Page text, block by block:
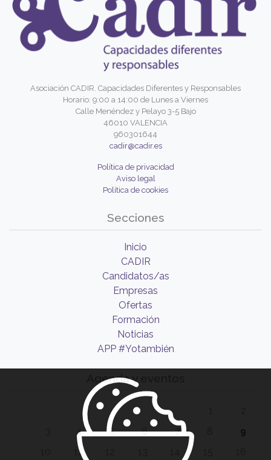
Asociación CADIR. Capacidades Diferentes y Responsables
Horario: 9:00 a 14:00 de Lunes a Viernes
Calle Menéndez y Pelayo 3-5 Bajo
46010 VALENCIA
960301644
cadir@cadir.es
Política de privacidad
Aviso legal
Política de cookies
Secciones
Inicio
CADIR
Candidatos/as
Empresas
Ofertas
Formación
Noticias
APP #Yotambién
Agenda y eventos
4 5 6 7
9
11